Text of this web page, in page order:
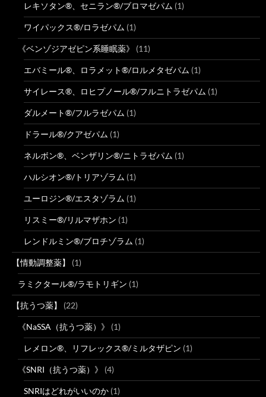
レキソタン®、セニラン®/ブロマゼパム (1)
ワイパックス®/ロラゼパム (1)
《ベンゾジアゼピン系睡眠薬》 (11)
エバミール®、ロラメット®/ロルメタゼパム (1)
サイレース®、ロヒプノール®/フルニトラゼパム (1)
ダルメート®/フルラゼパム (1)
ドラール®/クアゼパム (1)
ネルボン®、ベンザリン®/ニトラゼパム (1)
ハルシオン®/トリアゾラム (1)
ユーロジン®/エスタゾラム (1)
リスミー®/リルマザホン (1)
レンドルミン®/ブロチゾラム (1)
【情動調整薬】 (1)
ラミクタール®/ラモトリギン (1)
【抗うつ薬】 (22)
《NaSSA（抗うつ薬）》 (1)
レメロン®、リフレックス®/ミルタザピン (1)
《SNRI（抗うつ薬）》 (4)
SNRIはどれがいいのか (1)